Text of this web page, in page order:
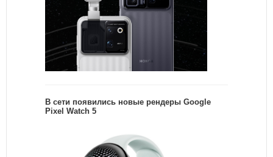
В сети появились новые рендеры Google
Pixel Watch 5